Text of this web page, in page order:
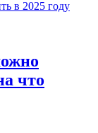
что